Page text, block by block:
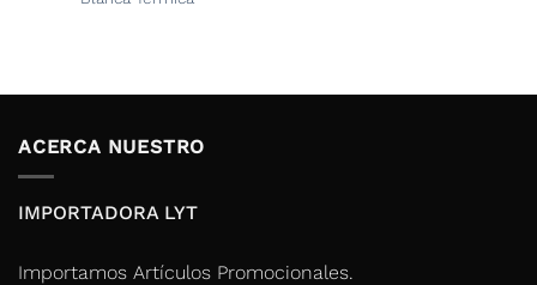
ACERCA NUESTRO
IMPORTADORA LYT
Importamos Artículos Promocionales.